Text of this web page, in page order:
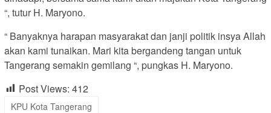
“, tutur H. Maryono.
“ Banyaknya harapan masyarakat dan janji politik insya Allah
akan kami tunaikan. Mari kita bergandeng tangan untuk
Tangerang semakin gemilang “, pungkas H. Maryono.
Post Views: 412
KPU Kota Tangerang